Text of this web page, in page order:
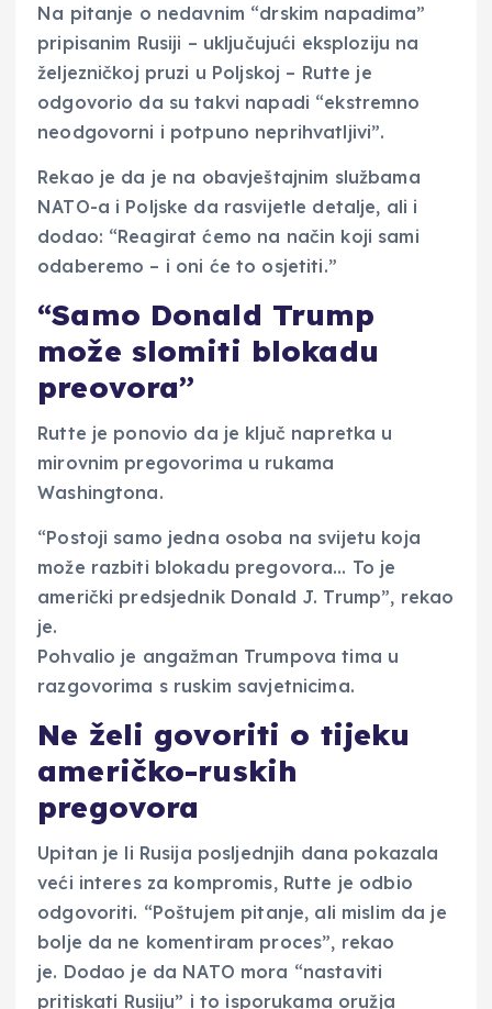
Na pitanje o nedavnim “drskim napadima”
pripisanim Rusiji – uključujući eksploziju na
željezničkoj pruzi u Poljskoj – Rutte je
odgovorio da su takvi napadi “ekstremno
neodgovorni i potpuno neprihvatljivi”.
Rekao je da je na obavještajnim službama
NATO-a i Poljske da rasvijetle detalje, ali i
dodao: “Reagirat ćemo na način koji sami
odaberemo – i oni će to osjetiti.”
“Samo Donald Trump
može slomiti blokadu
preovora”
Rutte je ponovio da je ključ napretka u
mirovnim pregovorima u rukama
Washingtona.
“Postoji samo jedna osoba na svijetu koja
može razbiti blokadu pregovora… To je
američki predsjednik Donald J. Trump”, rekao
je.
Pohvalio je angažman Trumpova tima u
razgovorima s ruskim savjetnicima.
Ne želi govoriti o tijeku
američko-ruskih
pregovora
Upitan je li Rusija posljednjih dana pokazala
veći interes za kompromis, Rutte je odbio
odgovoriti. “Poštujem pitanje, ali mislim da je
bolje da ne komentiram proces”, rekao
je. Dodao je da NATO mora “nastaviti
pritiskati Rusiju” i to isporukama oružja